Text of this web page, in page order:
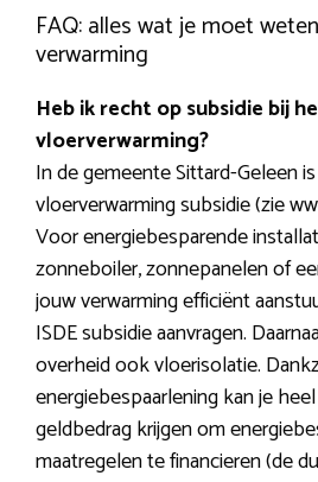
FAQ: alles wat je moet
verwarming
Heb ik recht op subsidie bij
vloerverwarming?
In de gemeente Sittard-Geleen
vloerverwarming subsidie (zie
Voor energiebesparende
zonneboiler, zonnepanelen of
jouw verwarming efficiënt
ISDE subsidie aanvragen.
overheid ook vloerisolatie.
energiebespaarlening kan je
geldbedrag krijgen om
maatregelen te financieren (de